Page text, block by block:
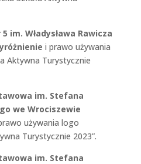
im. Władysława Rawicza
i prawo używania
Aktywna Turystycznie
im. Stefana
we Wrociszewie
używania logo
Turystycznie 2023”.
im. Stefana